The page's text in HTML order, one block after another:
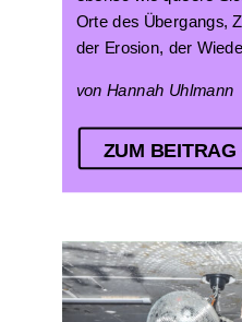
Orte des Übergangs,
der Erosion, der
von Hannah Uhlmann
ZUM BEITRAG